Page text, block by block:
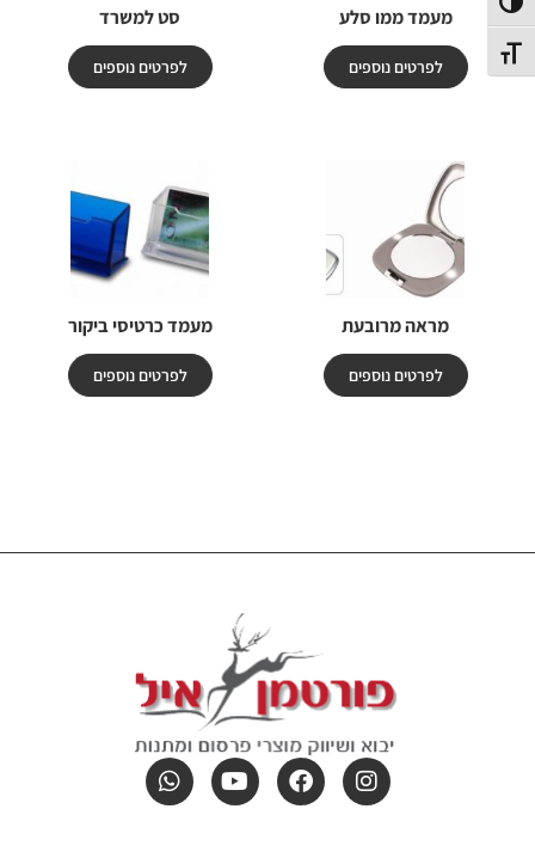
הפעל/כבה ניגודיות גבוהה
מתג גודל גופן
מעמד ממו סלע
לפרטים נוספים
סט למשרד
לפרטים נוספים
מראה מרובעת
לפרטים נוספים
מעמד כרטיסי ביקור
לפרטים נוספים